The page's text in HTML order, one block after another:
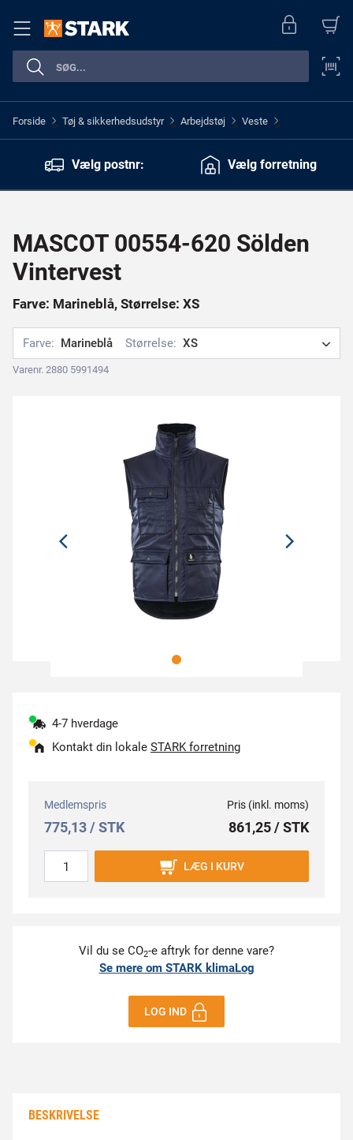
Forside > Tøj & sikkerhedsudstyr > Arbejdstøj > Veste >
Vælg postnr: Vælg forretning
MASCOT 00554-620 Sölden
Vintervest
Farve: Marineblå, Størrelse: XS
Farve: Marineblå Størrelse: XS
Varenr. 2880 5991494
4-7 hverdage
Kontakt din lokale STARK forretning
Medlemspris
775,13 / STK
Pris (inkl. moms)
861,25 / STK
LÆG I KURV
Vil du se CO2-e aftryk for denne vare?
Se mere om STARK klimaLog
LOG IND
BESKRIVELSE